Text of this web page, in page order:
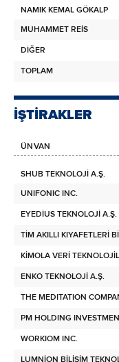
NAMIK KEMAL GÖKALP
MUHAMMET REİS
DİĞER
TOPLAM
İŞTİRAKLER
ÜNVAN
SHUB TEKNOLOJİ A.Ş.
UNIFONIC INC.
EYEDİUS TEKNOLOJİ A.Ş.
TİM AKILLI KIYAFETLERİ
KİMOLA VERİ
ENKO TEKNOLOJİ A.Ş.
THE MEDITATION
PM HOLDING
WORKIOM INC.
LUMNİON BİLİŞİM